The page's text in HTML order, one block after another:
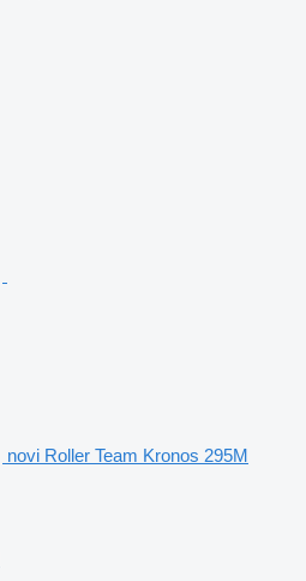
novi Roller Team Kronos 295M